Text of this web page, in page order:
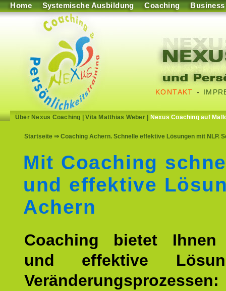
Home Systemische Ausbildung Coaching Business
KONTAKT -
Über Nexus Coaching |Vita Matthias Weber| Nexus Coaching auf
Startseite ⇒ Coaching Achern. Schnelle effektive Lösungen mit NLP.
Mit Coaching
und effektive
Achern
Coaching bietet Ihnen
und effektive
Veränderungsprozessen: